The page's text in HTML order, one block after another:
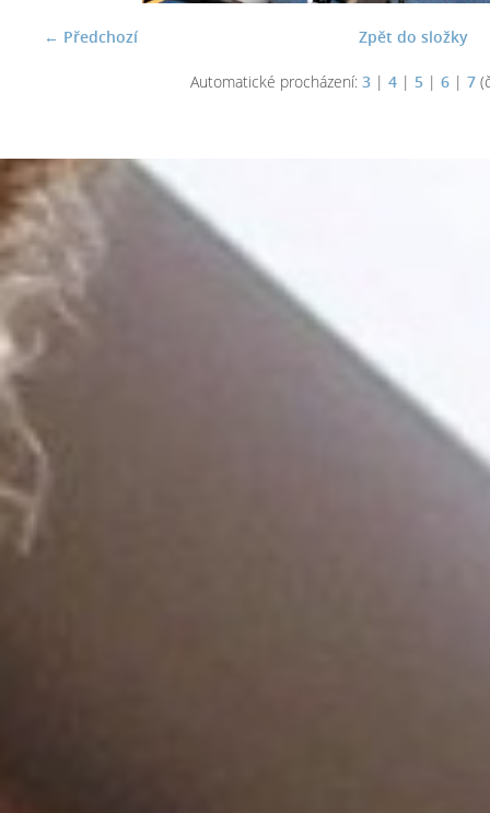
← Předchozí Zpět do složky
Automatické procházení: 3| 4| 5| 6| 7